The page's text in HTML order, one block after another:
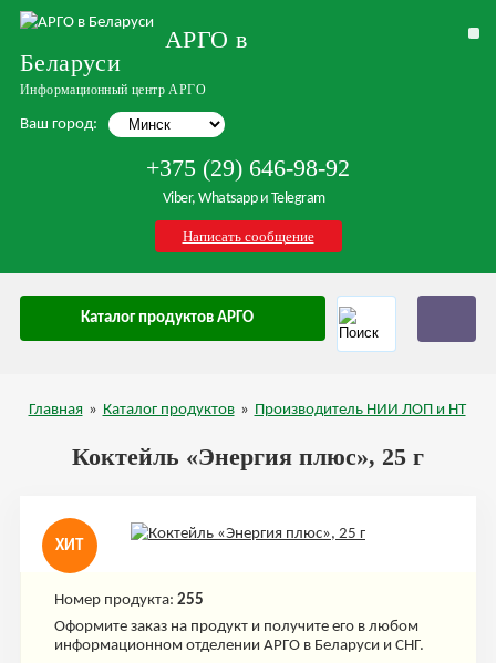
АРГО в
Беларуси
Информационный центр АРГО
Ваш город:
+375 (29) 646-98-92
Viber, Whatsapp и Telegram
Написать сообщение
Каталог продуктов АРГО
Главная » Каталог продуктов » Производитель НИИ ЛОП и НТ
Коктейль «Энергия плюс», 25 г
ХИТ
Номер продукта: 255
Оформите заказ на продукт и получите его в любом
информационном отделении АРГО в Беларуси и СНГ.